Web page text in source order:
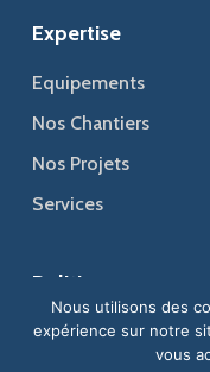
Expertise
Equipements
Nos Chantiers
Nos Projets
Services
Politiques
Politique Relative
Nous utilisons des
expérience sur notre
vous